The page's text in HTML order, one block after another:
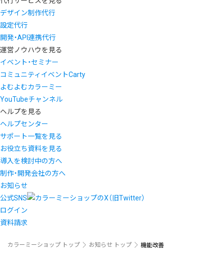
デザイン制作代行
設定代行
開発・API連携代行
運営ノウハウを見る
イベント・セミナー
コミュニティイベントCarty
よむよむカラーミー
YouTubeチャンネル
ヘルプを見る
ヘルプセンター
サポート一覧を見る
お役立ち資料を見る
導入を検討中の方へ
制作・開発会社の方へ
お知らせ
公式SNS
ログイン
資料請求
カラーミーショップ トップ お知らせ トップ 機能改善